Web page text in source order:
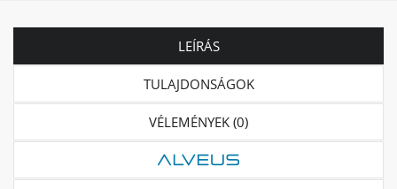
LEÍRÁS
TULAJDONSÁGOK
VÉLEMÉNYEK (0)